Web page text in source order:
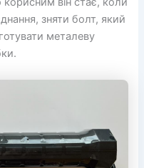
зняти болт, який
металеву